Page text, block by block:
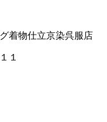
着物仕立京染呉服店
１